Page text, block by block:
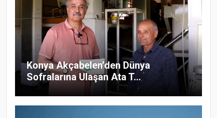
Konya Akçabelen’den Dünya
Sofralarına Ulaşan Ata T...